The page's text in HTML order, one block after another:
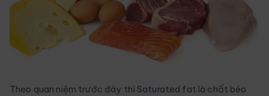
Theo quan niệm trước đây thì Saturated fat là chất béo